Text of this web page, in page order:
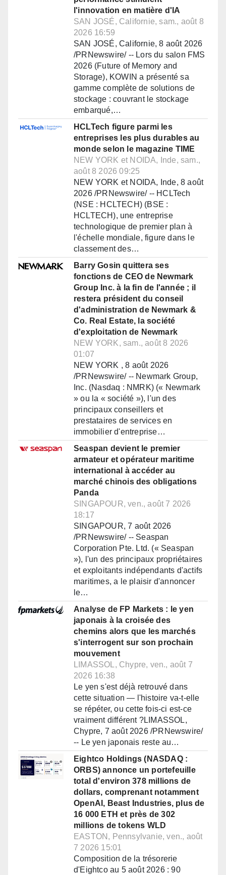
l'innovation en matière d'IA
SAN JOSÉ, Californie, sam., août 8
2026 16:59
SAN JOSÉ, Californie, 8 août 2026
/PRNewswire/ -- Lors du salon FMS
2026 (Future of Memory and
Storage), KOWIN a présenté sa
gamme complète de solutions de
stockage : couvrant le stockage
embarqué,…
HCLTech figure parmi les
entreprises les plus durables au
monde selon le magazine TIME
NEW YORK et NOIDA, Inde, sam.,
août 8 2026 09:25
NEW YORK et NOIDA, Inde, 8 août
2026 /PRNewswire/ -- HCLTech
(NSE : HCLTECH) (BSE :
HCLTECH), une entreprise
technologique de premier plan à
l'échelle mondiale, figure dans le
classement des…
Barry Gosin quittera ses
fonctions de CEO de Newmark
Group Inc. à la fin de l'année ; il
restera président du conseil
d'administration de Newmark &
Co. Real Estate, la société
d'exploitation de Newmark
NEW YORK, sam., août 8 2026
01:07
NEW YORK , 8 août 2026
/PRNewswire/ -- Newmark Group,
Inc. (Nasdaq : NMRK) (« Newmark
» ou la « société »), l'un des
principaux conseillers et
prestataires de services en
immobilier d'entreprise…
Seaspan devient le premier
armateur et opérateur maritime
international à accéder au
marché chinois des obligations
Panda
SINGAPOUR, ven., août 7 2026
18:17
SINGAPOUR, 7 août 2026
/PRNewswire/ -- Seaspan
Corporation Pte. Ltd. (« Seaspan
»), l'un des principaux propriétaires
et exploitants indépendants d'actifs
maritimes, a le plaisir d'annoncer
le…
Analyse de FP Markets : le yen
japonais à la croisée des
chemins alors que les marchés
s'interrogent sur son prochain
mouvement
LIMASSOL, Chypre, ven., août 7
2026 16:38
Le yen s'est déjà retrouvé dans
cette situation — l'histoire va-t-elle
se répéter, ou cette fois-ci est-ce
vraiment différent ?LIMASSOL,
Chypre, 7 août 2026 /PRNewswire/
-- Le yen japonais reste au…
Eightco Holdings (NASDAQ :
ORBS) annonce un portefeuille
total d'environ 378 millions de
dollars, comprenant notamment
OpenAI, Beast Industries, plus de
16 000 ETH et près de 302
millions de tokens WLD
EASTON, Pennsylvanie, ven., août
7 2026 15:01
Composition de la trésorerie
d'Eightco au 5 août 2026 : 90